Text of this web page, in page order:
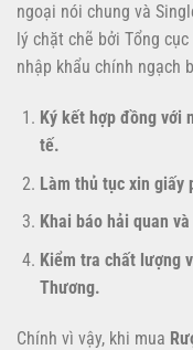
ngoại nói chung và
lý chặt chẽ bởi Tổng
nhập khẩu chính ngạch
Ký kết hợp đồng với
tế.
Làm thủ tục xin giấy
Khai báo hải quan
Kiểm tra chất lượng
Thương.
Chính vì vậy, khi mua